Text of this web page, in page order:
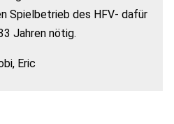
Spielbetrieb des HFV- dafür
Jahren nötig.
Eric